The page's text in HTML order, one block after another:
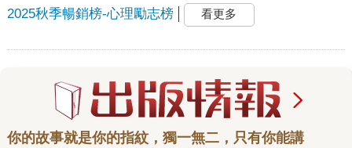
2025秋季暢銷榜-心理勵志榜 看更多
你的故事就是你的指紋，獨一無二，只有你能講